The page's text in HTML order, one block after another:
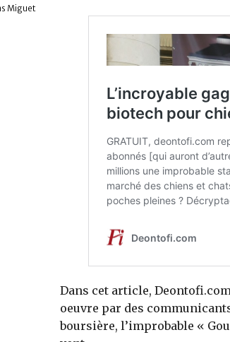
Miguet
Dans cet article,
oeuvre par des
boursière, l’improbable «